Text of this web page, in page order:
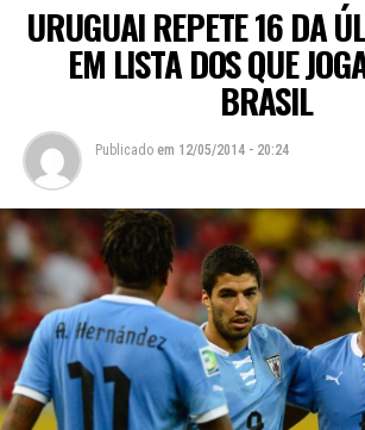
URUGUAI REPETE 16 DA
EM LISTA DOS QUE
BRASIL
Publicado em 12/05/2014 - 20:24